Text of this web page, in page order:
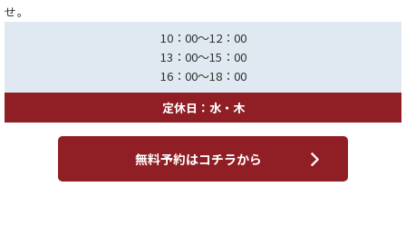
せ。
10：00～12：00
13：00～15：00
16：00～18：00
定休日：水・木
無料予約はコチラから